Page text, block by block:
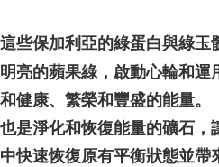
這些保加利亞的綠蛋白與綠玉
明亮的蘋果綠，啟動心輪和運
和健康、繁榮和豐盛的能量。
也是淨化和恢復能量的礦石，
中快速恢復原有平衡狀態並帶